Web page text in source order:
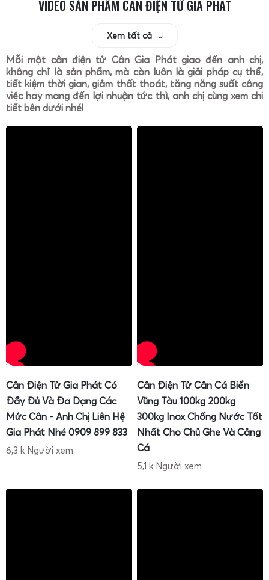
VIDEO SẢN PHẨM CÂN ĐIỆN TỬ GIA PHÁT
Xem tất cả
Mỗi một cân điện tử Cân Gia Phát giao đến anh chị,
không chỉ là sản phẩm, mà còn luôn là giải pháp cụ thể,
tiết kiệm thời gian, giảm thất thoát, tăng năng suất công
việc hay mang đến lợi nhuận tức thì, anh chị cùng xem chi
tiết bên dưới nhé!
Cân Điện Tử Gia Phát Có
Đầy Đủ Và Đa Dạng Các
Mức Cân - Anh Chị Liên Hệ
Gia Phát Nhé 0909 899 833
6,3 k Người xem
Cân Điện Tử Cân Cá Biển
Vũng Tàu 100kg 200kg
300kg Inox Chống Nước Tốt
Nhất Cho Chủ Ghe Và Cảng
Cá
5,1 k Người xem